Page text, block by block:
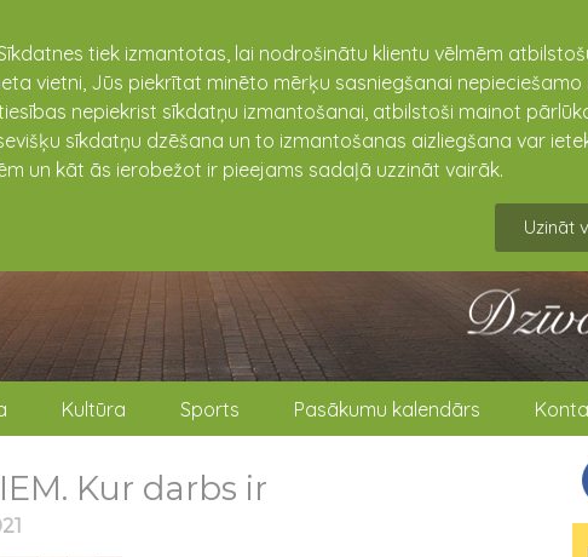
tiek izmantotas, lai nodrošinātu klientu vēlmēm
vietni, Jūs piekrītat minēto mērķu sasniegšanai
nepiekrist sīkdatņu izmantošanai, atbilstoši mainot
sīkdatņu dzēšana un to izmantošanas aizliegšana var
un kāt ās ierobežot ir pieejams sadaļā uzzināt vairāk.
Uzināt
Kultūra Sports Pasākumu kalendārs
Kur darbs ir